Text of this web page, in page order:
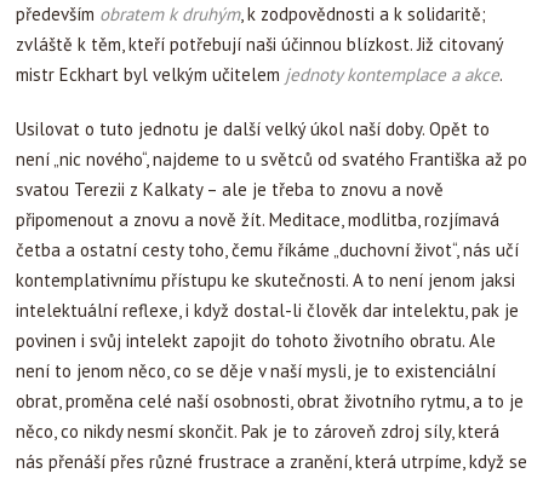
především obratem k druhým, k zodpovědnosti a k solidaritě;
zvláště k těm, kteří potřebují naši účinnou blízkost. Již citovaný
mistr Eckhart byl velkým učitelem jednoty kontemplace a akce.
Usilovat o tuto jednotu je další velký úkol naší doby. Opět to
není „nic nového“, najdeme to u světců od svatého Františka až po
svatou Terezii z Kalkaty – ale je třeba to znovu a nově
připomenout a znovu a nově žít. Meditace, modlitba, rozjímavá
četba a ostatní cesty toho, čemu říkáme „duchovní život“, nás učí
kontemplativnímu přístupu ke skutečnosti. A to není jenom jaksi
intelektuální reflexe, i když dostal-li člověk dar intelektu, pak je
povinen i svůj intelekt zapojit do tohoto životního obratu. Ale
není to jenom něco, co se děje v naší mysli, je to existenciální
obrat, proměna celé naší osobnosti, obrat životního rytmu, a to je
něco, co nikdy nesmí skončit. Pak je to zároveň zdroj síly, která
nás přenáší přes různé frustrace a zranění, která utrpíme, když se